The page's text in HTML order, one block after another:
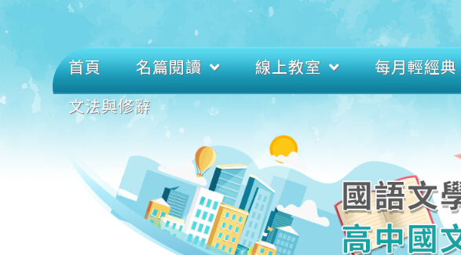
首頁 名篇閱讀 線上教室 每月輕經典
文法與修辭